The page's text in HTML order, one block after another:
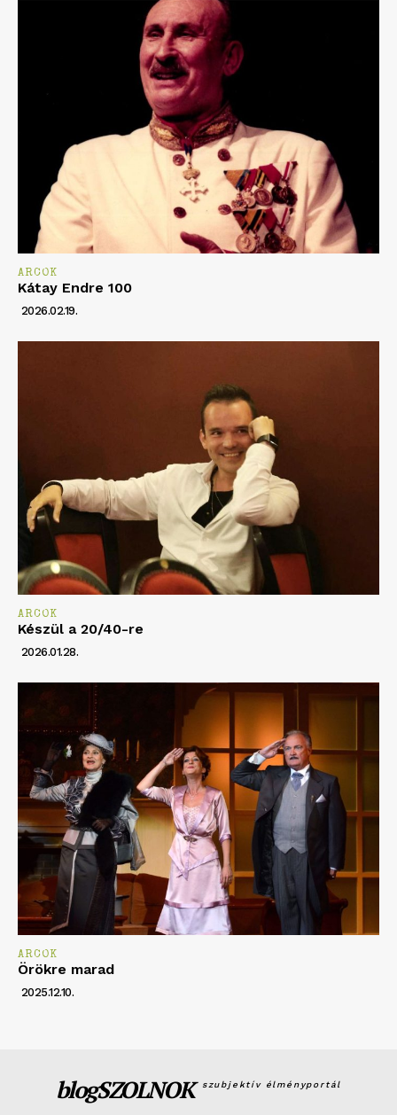
ARCOK
Kátay Endre 100
2026.02.19.
ARCOK
Készül a 20/40-re
2026.01.28.
ARCOK
Örökre marad
2025.12.10.
blogSZOLNOK szubjektív élményportál